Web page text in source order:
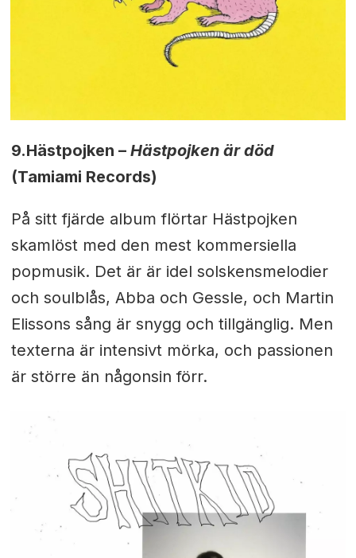
9.Hästpojken – Hästpojken är död
(Tamiami Records)
På sitt fjärde album flörtar Hästpojken
skamlöst med den mest kommersiella
popmusik. Det är är idel solskensmelodier
och soulblås, Abba och Gessle, och Martin
Elissons sång är snygg och tillgänglig. Men
texterna är intensivt mörka, och passionen
är större än någonsin förr.